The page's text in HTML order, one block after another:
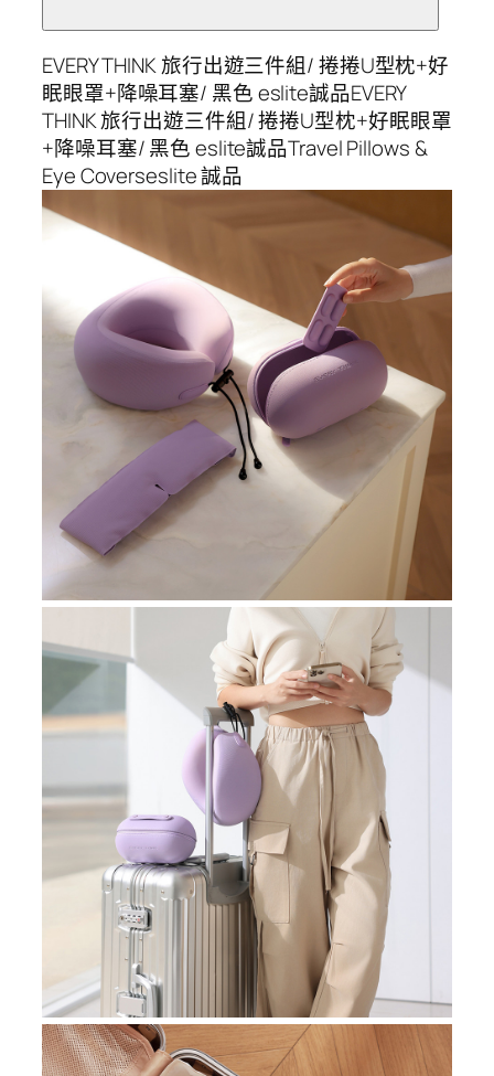
EVERY THINK 旅行出遊三件組/ 捲捲U型枕+好
眠眼罩+降噪耳塞/ 黑色 eslite誠品EVERY
THINK 旅行出遊三件組/ 捲捲U型枕+好眠眼罩
+降噪耳塞/ 黑色 eslite誠品Travel Pillows &
Eye Coverseslite 誠品